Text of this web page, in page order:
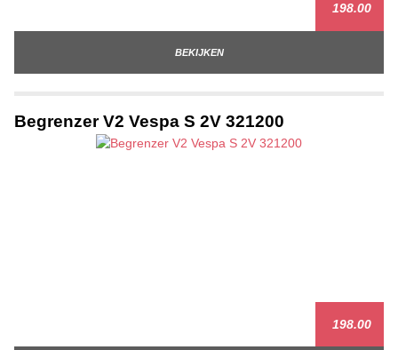
198.00
BEKIJKEN
Begrenzer V2 Vespa S 2V 321200
198.00